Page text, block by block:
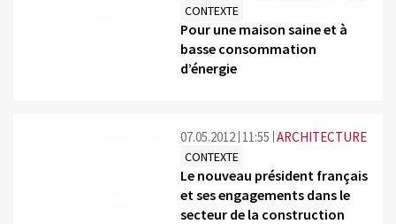
CONTEXTE
Pour une maison saine et à
basse consommation
d’énergie
07.05.2012 11:55 ARCHITECTURE
CONTEXTE
Le nouveau président français
et ses engagements dans le
secteur de la construction